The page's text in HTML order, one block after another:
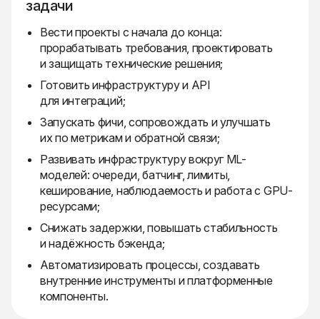
задачи
Вести проекты с начала до конца:
прорабатывать требования, проектировать
и защищать технические решения;
Готовить инфраструктуру и API
для интеграций;
Запускать фичи, сопровождать и улучшать
их по метрикам и обратной связи;
Развивать инфраструктуру вокруг ML-
моделей: очереди, батчинг, лимиты,
кеширование, наблюдаемость и работа с GPU-
ресурсами;
Снижать задержки, повышать стабильность
и надёжность бэкенда;
Автоматизировать процессы, создавать
внутренние инструменты и платформенные
компоненты.